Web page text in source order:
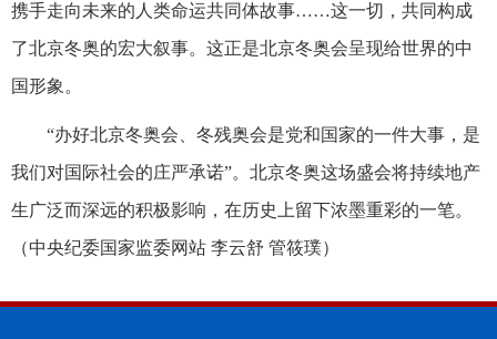
携手走向未来的人类命运共同体故事……这一切，共同构成
了北京冬奥的宏大叙事。这正是北京冬奥会呈现给世界的中
国形象。
“办好北京冬奥会、冬残奥会是党和国家的一件大事，是
我们对国际社会的庄严承诺”。北京冬奥这场盛会将持续地产
生广泛而深远的积极影响，在历史上留下浓墨重彩的一笔。
（中央纪委国家监委网站 李云舒 管筱璞）